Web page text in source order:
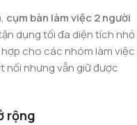
cụm bàn làm việc 2 người
dụng tối đa diện tích nhỏ
cho các nhóm làm việc
nối nhưng vẫn giữ được
rộng